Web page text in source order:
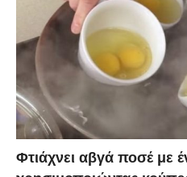
Φτιάχνει αβγά ποσέ με